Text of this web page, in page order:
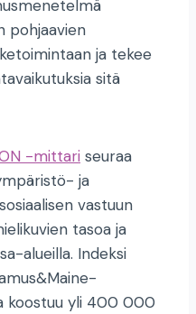
pohjaavien
ja tekee
sitä
-mittari seuraa
ja
vastuun
tasoa ja
alueilla. Indeksi
koostuu yli 400 000